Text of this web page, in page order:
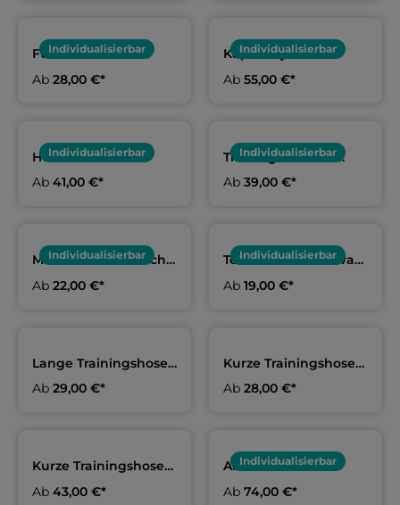
Individualisierbar
Funktionsshirt
| TSV Altenfurt
Ab 28,00 €*
Individualisierbar
Kapuzenjacke
TSV Altenfurt
Ab 55,00 €*
Individualisierbar
Hoodie schwarz
| TSV Altenfurt
Ab 41,00 €*
Individualisierbar
Trainingssweater
| TSV Altenfurt
Ab 39,00 €*
Individualisierbar
Mikrofaserhandtuch
Altenfurt
Ab 22,00 €*
Individualisierbar
Team Beanie schwarz
Ab 19,00 €*
Lange Trainingshose
TSV Altenfurt
Ab 29,00 €*
Kurze Trainingshose
TSV Altenfurt
Ab 28,00 €*
Kurze Trainingshose
Kids | TSV Altenfurt
Ab 43,00 €*
Individualisierbar
Arena Rucksack
Altenfurt
Ab 74,00 €*